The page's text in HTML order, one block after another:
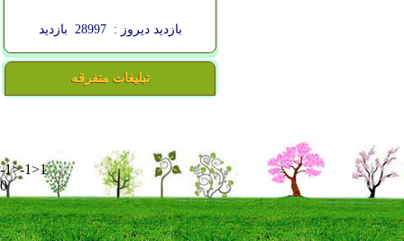
بازدید دیروز : 28997 بازدید
تبلیغات متفرقه
-1>-1>1
0